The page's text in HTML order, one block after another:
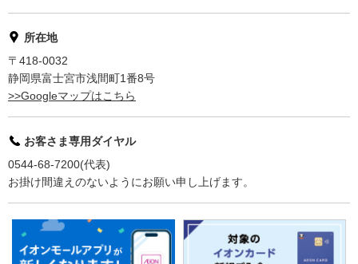
所在地
〒418-0032
静岡県富士宮市浅間町1番8号
>>Googleマップはこちら
お客さま専用ダイヤル
0544-68-7200(代表)
お掛け間違えのないようにお願い申し上げます。